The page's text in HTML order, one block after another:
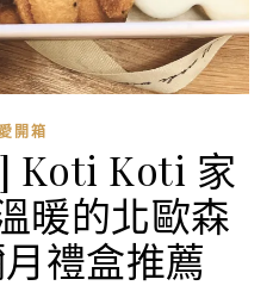
開箱
Koti Koti 家
暖的北歐森
禮盒推薦